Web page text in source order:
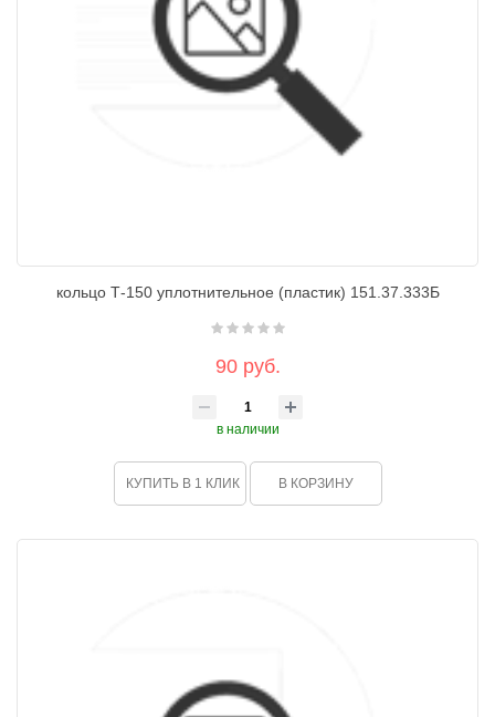
кольцо Т-150 уплотнительное (пластик) 151.37.333Б
90 руб.
в наличии
КУПИТЬ В 1 КЛИК В КОРЗИНУ